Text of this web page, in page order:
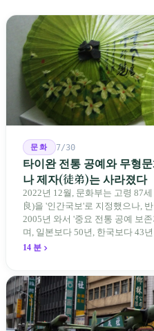
문화 7/30
타이완 전통 공예와 무형
나 제자(徒弟)는 사라졌다
2022년 12월, 문화부는 고령 87
良)을 '인간국보'로 지정했으나,
2005년 와서 '중요 전통 공예 보
며, 일본보다 50년, 한국보다 43
자 제도는 이미 1970-80년대 산
14 분